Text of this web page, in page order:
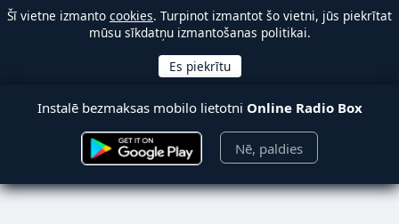
Šī vietne izmanto cookies. Turpinot izmantot šo vietni, jūs piekrītat
mūsu sīkdatņu izmantošanas politikai.
Instalē bezmaksas mobilo lietotni Online Radio Box
Nē, paldies